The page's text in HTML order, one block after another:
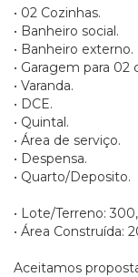
• 02 Cozinhas.
• Banheiro social.
• Banheiro externo.
• Garagem para 02
• Varanda.
• DCE.
• Quintal.
• Área de serviço.
• Despensa.
• Quarto/Deposito.
• Lote/Terreno:
• Área Construída:
Aceitamos